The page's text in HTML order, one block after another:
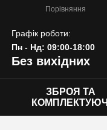
Порівняння
Графік роботи:
Пн - Нд: 09:00-18:00
Без вихідних
ЗБРОЯ ТА
КОМПЛЕКТУЮЧІ